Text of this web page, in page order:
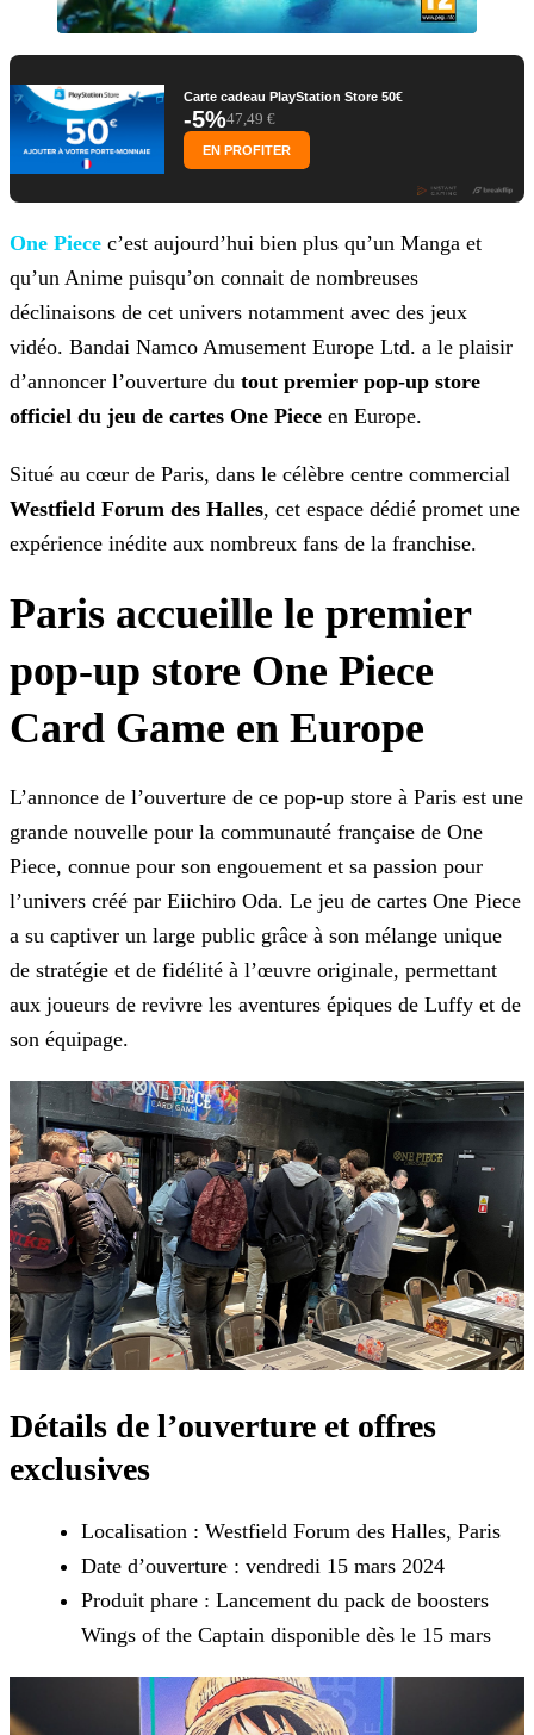
Carte cadeau PlayStation Store 50€
-5%47,49 €
EN PROFITER
One Piece c’est aujourd’hui bien plus qu’un Manga et
qu’un Anime puisqu’on connait de nombreuses
déclinaisons de cet univers notamment avec des jeux
vidéo. Bandai Namco Amusement Europe Ltd. a le plaisir
d’annoncer l’ouverture du tout premier pop-up store
officiel du jeu de cartes One Piece en Europe.
Situé au cœur de Paris, dans le célèbre centre commercial
Westfield Forum des Halles, cet espace dédié promet une
expérience inédite aux nombreux fans de la franchise.
Paris accueille le premier
pop-up store One Piece
Card Game en Europe
L’annonce de l’ouverture de ce pop-up store à Paris est une
grande nouvelle pour la communauté française de One
Piece, connue pour son engouement et sa passion pour
l’univers créé par Eiichiro Oda. Le jeu de cartes One Piece
a su captiver un large public grâce à son mélange unique
de stratégie et de fidélité à l’œuvre originale, permettant
aux joueurs de revivre les aventures épiques de Luffy et de
son équipage.
Détails de l’ouverture et offres
exclusives
Localisation : Westfield Forum des Halles, Paris
Date d’ouverture : vendredi 15 mars 2024
Produit phare : Lancement du pack de boosters
Wings of the Captain disponible dès le 15 mars